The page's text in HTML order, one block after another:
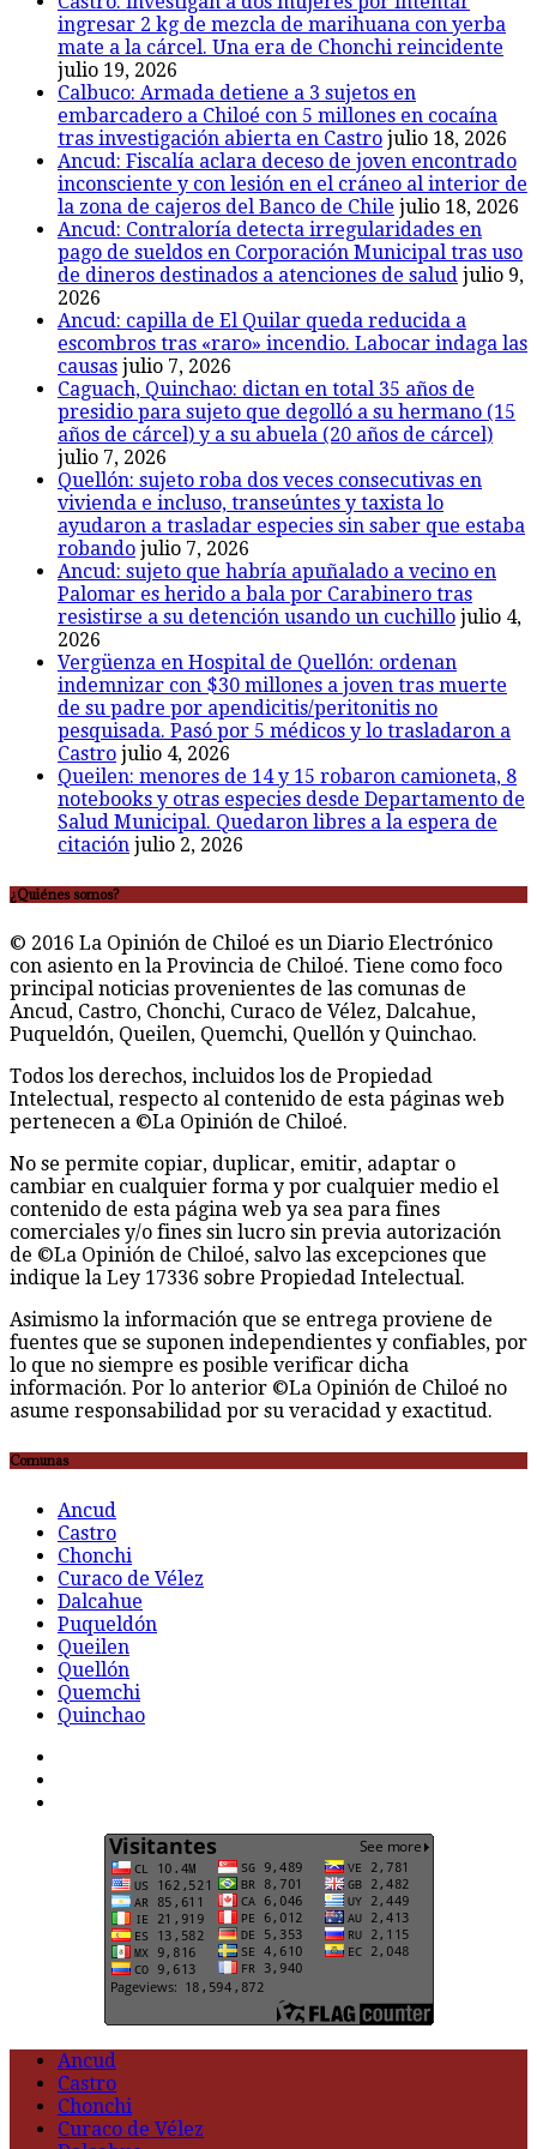
ingresar 2 kg de mezcla de marihuana con yerba
mate a la cárcel. Una era de Chonchi reincidente
julio 19, 2026
Calbuco: Armada detiene a 3 sujetos en
embarcadero a Chiloé con 5 millones en cocaína
tras investigación abierta en Castro julio 18, 2026
Ancud: Fiscalía aclara deceso de joven encontrado
inconsciente y con lesión en el cráneo al interior de
la zona de cajeros del Banco de Chile julio 18, 2026
Ancud: Contraloría detecta irregularidades en
pago de sueldos en Corporación Municipal tras uso
de dineros destinados a atenciones de salud julio 9,
2026
Ancud: capilla de El Quilar queda reducida a
escombros tras «raro» incendio. Labocar indaga las
causas julio 7, 2026
Caguach, Quinchao: dictan en total 35 años de
presidio para sujeto que degolló a su hermano (15
años de cárcel) y a su abuela (20 años de cárcel)
julio 7, 2026
Quellón: sujeto roba dos veces consecutivas en
vivienda e incluso, transeúntes y taxista lo
ayudaron a trasladar especies sin saber que estaba
robando julio 7, 2026
Ancud: sujeto que habría apuñalado a vecino en
Palomar es herido a bala por Carabinero tras
resistirse a su detención usando un cuchillo julio 4,
2026
Vergüenza en Hospital de Quellón: ordenan
indemnizar con $30 millones a joven tras muerte
de su padre por apendicitis/peritonitis no
pesquisada. Pasó por 5 médicos y lo trasladaron a
Castro julio 4, 2026
Queilen: menores de 14 y 15 robaron camioneta, 8
notebooks y otras especies desde Departamento de
Salud Municipal. Quedaron libres a la espera de
citación julio 2, 2026
¿Quiénes somos?
© 2016 La Opinión de Chiloé es un Diario Electrónico
con asiento en la Provincia de Chiloé. Tiene como foco
principal noticias provenientes de las comunas de
Ancud, Castro, Chonchi, Curaco de Vélez, Dalcahue,
Puqueldón, Queilen, Quemchi, Quellón y Quinchao.
Todos los derechos, incluidos los de Propiedad
Intelectual, respecto al contenido de esta páginas web
pertenecen a ©La Opinión de Chiloé.
No se permite copiar, duplicar, emitir, adaptar o
cambiar en cualquier forma y por cualquier medio el
contenido de esta página web ya sea para fines
comerciales y/o fines sin lucro sin previa autorización
de ©La Opinión de Chiloé, salvo las excepciones que
indique la Ley 17336 sobre Propiedad Intelectual.
Asimismo la información que se entrega proviene de
fuentes que se suponen independientes y confiables, por
lo que no siempre es posible verificar dicha
información. Por lo anterior ©La Opinión de Chiloé no
asume responsabilidad por su veracidad y exactitud.
Comunas
Ancud
Castro
Chonchi
Curaco de Vélez
Dalcahue
Puqueldón
Queilen
Quellón
Quemchi
Quinchao
Ancud
Castro
Chonchi
Curaco de Vélez